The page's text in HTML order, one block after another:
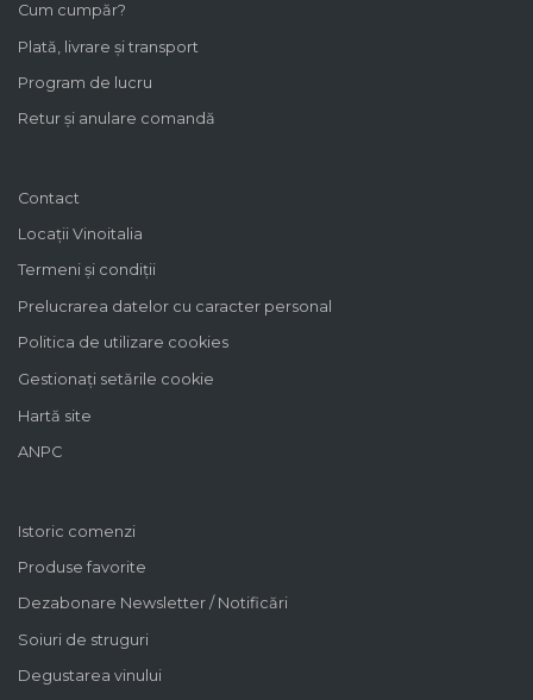
Cum cumpăr?
Plată, livrare și transport
Program de lucru
Retur și anulare comandă
Contact
Locații Vinoitalia
Termeni și condiții
Prelucrarea datelor cu caracter personal
Politica de utilizare cookies
Gestionați setările cookie
Hartă site
ANPC
Istoric comenzi
Produse favorite
Dezabonare Newsletter / Notificări
Soiuri de struguri
Degustarea vinului